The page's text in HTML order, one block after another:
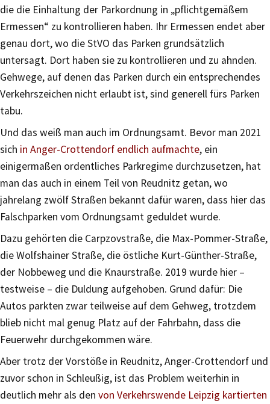
die die Einhaltung der Parkordnung in „pflichtgemäßem
Ermessen“ zu kontrollieren haben. Ihr Ermessen endet aber
genau dort, wo die StVO das Parken grundsätzlich
untersagt. Dort haben sie zu kontrollieren und zu ahnden.
Gehwege, auf denen das Parken durch ein entsprechendes
Verkehrszeichen nicht erlaubt ist, sind generell fürs Parken
tabu.
Und das weiß man auch im Ordnungsamt. Bevor man 2021
sich in Anger-Crottendorf endlich aufmachte, ein
einigermaßen ordentliches Parkregime durchzusetzen, hat
man das auch in einem Teil von Reudnitz getan, wo
jahrelang zwölf Straßen bekannt dafür waren, dass hier das
Falschparken vom Ordnungsamt geduldet wurde.
Dazu gehörten die Carpzovstraße, die Max-Pommer-Straße,
die Wolfshainer Straße, die östliche Kurt-Günther-Straße,
der Nobbeweg und die Knaurstraße. 2019 wurde hier –
testweise – die Duldung aufgehoben. Grund dafür: Die
Autos parkten zwar teilweise auf dem Gehweg, trotzdem
blieb nicht mal genug Platz auf der Fahrbahn, dass die
Feuerwehr durchgekommen wäre.
Aber trotz der Vorstöße in Reudnitz, Anger-Crottendorf und
zuvor schon in Schleußig, ist das Problem weiterhin in
deutlich mehr als den von Verkehrswende Leipzig kartierten